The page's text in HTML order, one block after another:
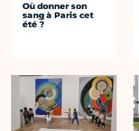
Où donner son
sang à Paris cet
été ?